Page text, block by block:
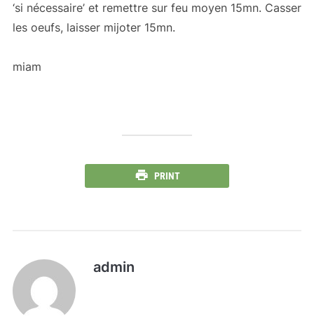
‘si nécessaire’ et remettre sur feu moyen 15mn. Casser
les oeufs, laisser mijoter 15mn.
miam
PRINT
admin